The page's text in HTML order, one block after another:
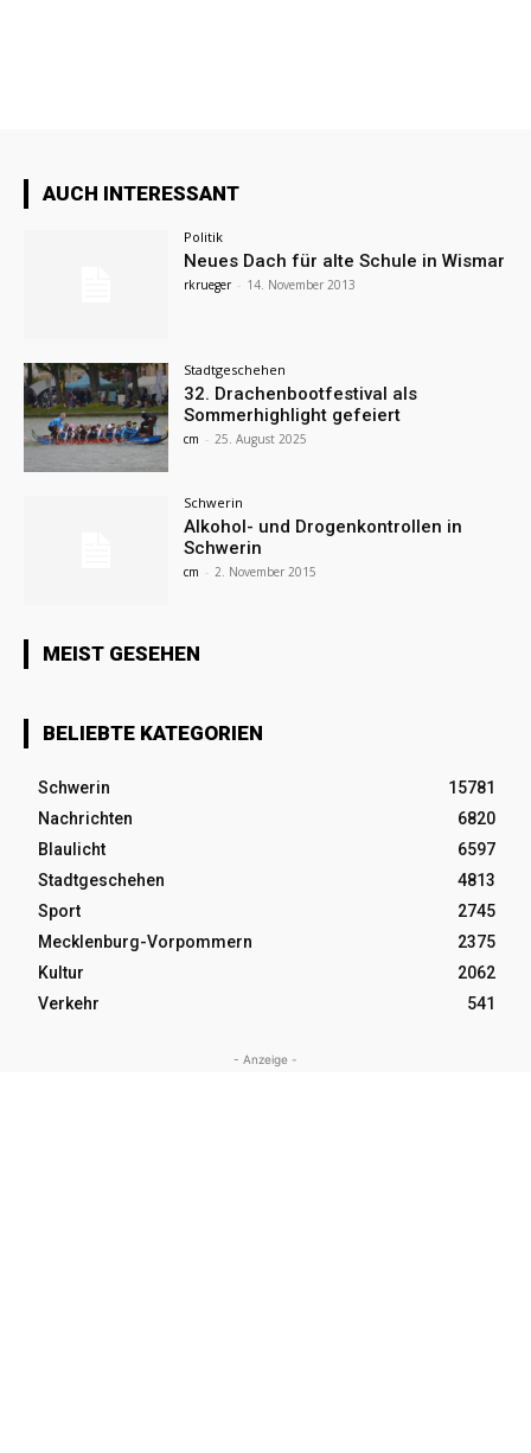
AUCH INTERESSANT
Politik
Neues Dach für alte Schule in Wismar
rkrueger - 14. November 2013
Stadtgeschehen
32. Drachenbootfestival als
Sommerhighlight gefeiert
cm - 25. August 2025
Schwerin
Alkohol- und Drogenkontrollen in
Schwerin
cm - 2. November 2015
MEIST GESEHEN
BELIEBTE KATEGORIEN
Schwerin
15781
Nachrichten
6820
Blaulicht
6597
Stadtgeschehen
4813
Sport
2745
Mecklenburg-Vorpommern
2375
Kultur
2062
Verkehr
541
- Anzeige -